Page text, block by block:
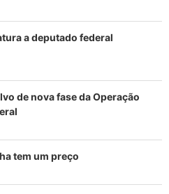
a deputado federal
de nova fase da Operação
tem um preço